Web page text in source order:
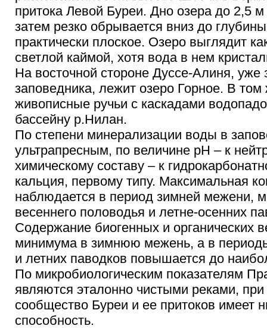
притока Левой Буреи. Дно озера до 2,5
затем резко обрывается вниз до
практически плоское. Озеро выглядит
светлой каймой, хотя вода в нем
На восточной стороне Дуссе-Алиня, уже
заповедника, лежит озеро Горное. В
живописные ручьи с каскадами
бассейну р.Нилан.
По степени минерализации воды в
ультрапресным, по величине рН – к
химическому составу – к
кальция, первому типу. Максимальная
наблюдается в период зимней межени,
весеннего половодья и летне-осенних
Содержание биогенных и органических
минимума в зимнюю межень, а в
и летних паводков повышается до
По микробиологическим показателям
являются эталонно чистыми реками,
сообщество Буреи и ее притоков
способность.